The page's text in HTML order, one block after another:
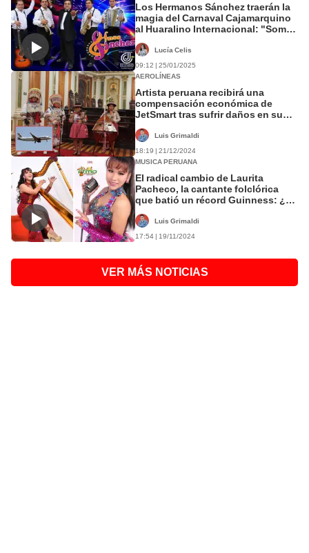
Los Hermanos Sánchez traerán la
magia del Carnaval Cajamarquino
al Huaralino Internacional: "Somos
Lucía Celis
09:12 | 25/01/2025
AEROLÍNEAS
Artista peruana recibirá una
compensación económica de
JetSmart tras sufrir daños en su
Luis Grimaldi
18:19 | 21/12/2024
MUSICA PERUANA
El radical cambio de Laurita
Pacheco, la cantante folclórica
que batió un récord Guinness: ¿a
Luis Grimaldi
17:54 | 19/11/2024
VER MÁS NOTICIAS